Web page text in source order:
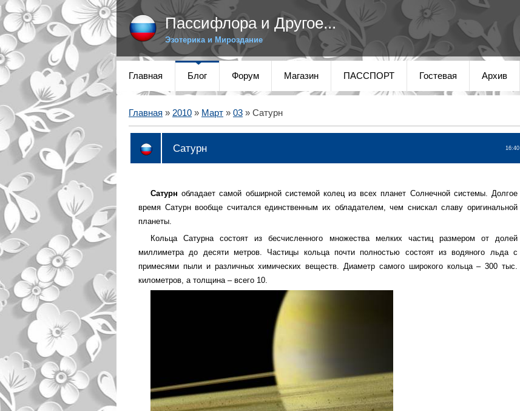
Пассифлора и Другое...
Эзотерика и Мироздание
Главная Блог Форум Магазин ПАССПОРТ Гостевая Архив
Главная » 2010 » Март » 03 » Cатурн
16:40
Cатурн
Сатурн обладает самой обширной системой колец из всех планет Солнечной системы. Долгое
время Сатурн вообще считался единственным их обладателем, чем снискал славу оригинальной
планеты.
Кольца Сатурна состоят из бесчисленного множества мелких частиц размером от долей
миллиметра до десяти метров. Частицы кольца почти полностью состоят из водяного льда с
примесями пыли и различных химических веществ. Диаметр самого широкого кольца – 300 тыс.
километров, а толщина – всего 10.